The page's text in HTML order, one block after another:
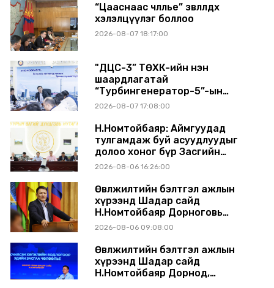
“Цааснаас чөлөөлье” зөвлөлдөх
хэлэлцүүлэг боллоо
2026-08-07 18:17:00
"ДЦС-3” ТӨХК-ийн нэн
шаардлагатай
“Турбингенератор-5”-ын
шинэчлэлийн төсвийг
2026-08-07 17:08:00
Н.Номтойбаяр: Аймгуудад
тулгамдаж буй асуудлуудыг
долоо хоног бүр Засгийн
газрын хуралдаанд
2026-08-06 16:26:00
Өвөлжилтийн бэлтгэл ажлын
хүрээнд Шадар сайд
Н.Номтойбаяр Дорноговь
аймагт ажиллав
2026-08-06 09:08:00
Өвөлжилтийн бэлтгэл ажлын
хүрээнд Шадар сайд
Н.Номтойбаяр Дорнод,